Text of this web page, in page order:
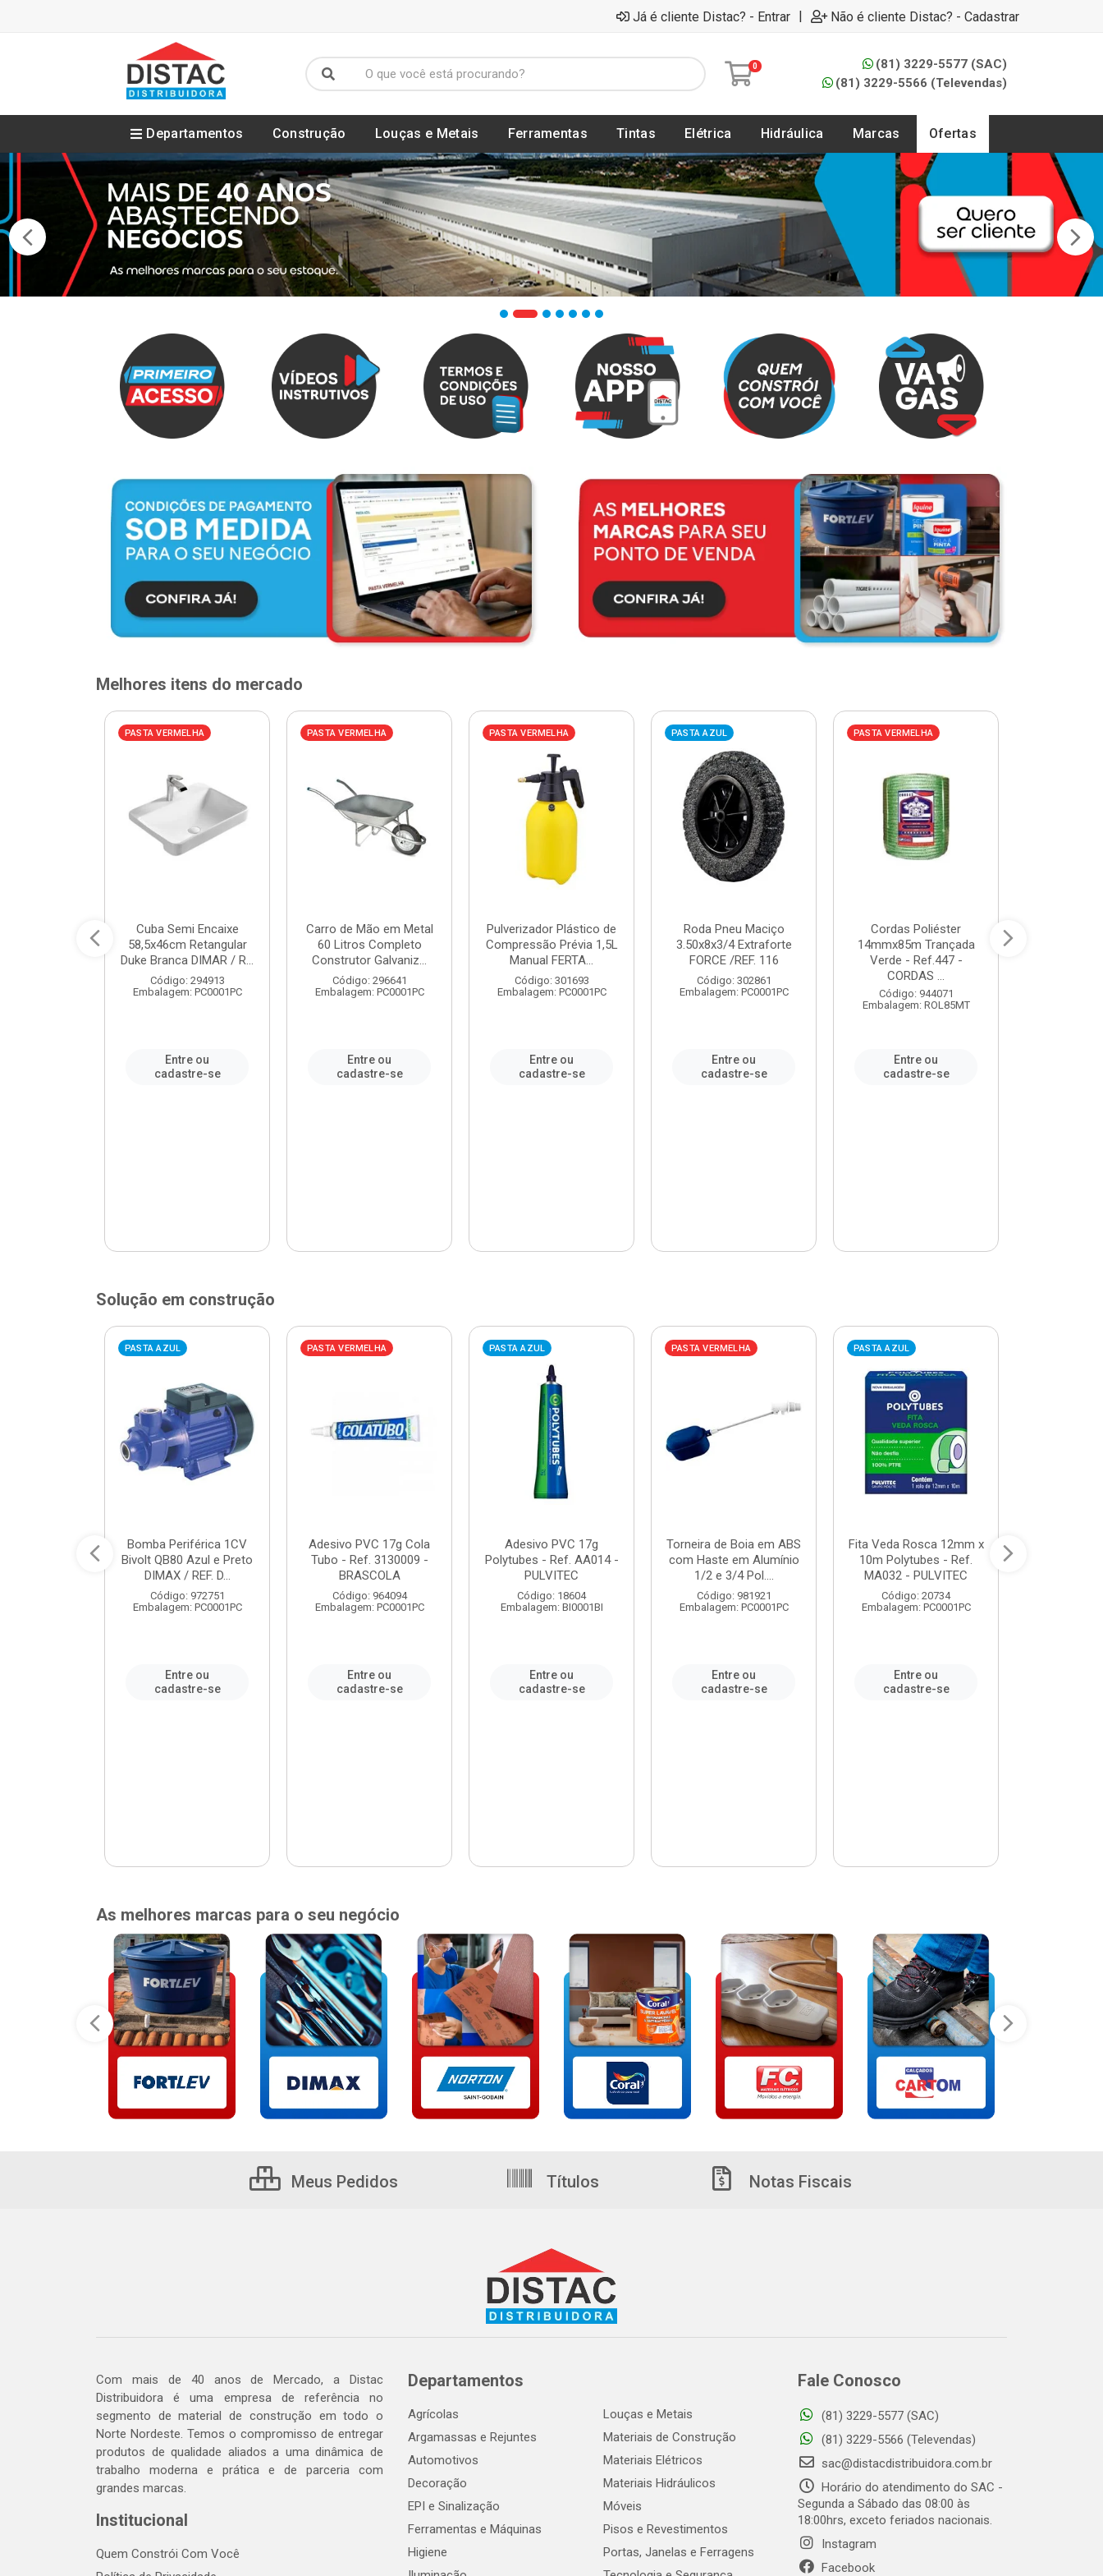
Já é cliente Distac? - Entrar | Não é cliente Distac? - Cadastrar
0
(81) 3229-5577 (SAC)
(81) 3229-5566 (Televendas)
Departamentos Construção Louças e Metais Ferramentas Tintas Elétrica Hidráulica Marcas Ofertas
Melhores itens do mercado
PASTA VERMELHA
Cuba Semi Encaixe
58,5x46cm Retangular
Duke Branca DIMAR / R...
Código: 294913
Embalagem: PC0001PC
Entre ou
cadastre-se
PASTA VERMELHA
Carro de Mão em Metal
60 Litros Completo
Construtor Galvaniz...
Código: 296641
Embalagem: PC0001PC
Entre ou
cadastre-se
PASTA VERMELHA
Pulverizador Plástico de
Compressão Prévia 1,5L
Manual FERTA...
Código: 301693
Embalagem: PC0001PC
Entre ou
cadastre-se
PASTA AZUL
Roda Pneu Maciço
3.50x8x3/4 Extraforte
FORCE /REF. 116
Código: 302861
Embalagem: PC0001PC
Entre ou
cadastre-se
PASTA VERMELHA
Cordas Poliéster
14mmx85m Trançada
Verde - Ref.447 -
CORDAS ...
Código: 944071
Embalagem: ROL85MT
Entre ou
cadastre-se
Solução em construção
PASTA AZUL
Bomba Periférica 1CV
Bivolt QB80 Azul e Preto
DIMAX / REF. D...
Código: 972751
Embalagem: PC0001PC
Entre ou
cadastre-se
PASTA VERMELHA
Adesivo PVC 17g Cola
Tubo - Ref. 3130009 -
BRASCOLA
Código: 964094
Embalagem: PC0001PC
Entre ou
cadastre-se
PASTA AZUL
Adesivo PVC 17g
Polytubes - Ref. AA014 -
PULVITEC
Código: 18604
Embalagem: BI0001BI
Entre ou
cadastre-se
PASTA VERMELHA
Torneira de Boia em ABS
com Haste em Alumínio
1/2 e 3/4 Pol....
Código: 981921
Embalagem: PC0001PC
Entre ou
cadastre-se
PASTA AZUL
Fita Veda Rosca 12mm x
10m Polytubes - Ref.
MA032 - PULVITEC
Código: 20734
Embalagem: PC0001PC
Entre ou
cadastre-se
As melhores marcas para o seu negócio
Meus Pedidos Títulos Notas Fiscais
Com mais de 40 anos de Mercado, a Distac
Distribuidora é uma empresa de referência no
segmento de material de construção em todo o
Norte Nordeste. Temos o compromisso de entregar
produtos de qualidade aliados a uma dinâmica de
trabalho moderna e prática e de parceria com
grandes marcas.
Institucional
Quem Constrói Com Você
Departamentos
Agrícolas
Argamassas e Rejuntes
Automotivos
Decoração
EPI e Sinalização
Ferramentas e Máquinas
Higiene
Louças e Metais
Materiais de Construção
Materiais Elétricos
Materiais Hidráulicos
Móveis
Pisos e Revestimentos
Portas, Janelas e Ferragens
Fale Conosco
(81) 3229-5577 (SAC)
(81) 3229-5566 (Televendas)
sac@distacdistribuidora.com.br
Horário do atendimento do SAC -
Segunda a Sábado das 08:00 às
18:00hrs, exceto feriados nacionais.
Instagram
Facebook